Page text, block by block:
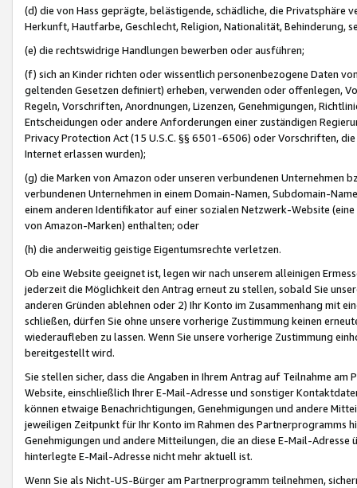
(d) die von Hass geprägte, belästigende, schädliche, die Privatsphäre
Herkunft, Hautfarbe, Geschlecht, Religion, Nationalität, Behinderung,
(e) die rechtswidrige Handlungen bewerben oder ausführen;
(f) sich an Kinder richten oder wissentlich personenbezogene Daten
geltenden Gesetzen definiert) erheben, verwenden oder offenlegen,
Regeln, Vorschriften, Anordnungen, Lizenzen, Genehmigungen,
Entscheidungen oder andere Anforderungen einer zuständigen
Privacy Protection Act (15 U.S.C. §§ 6501-6506) oder Vorschriften,
Internet erlassen wurden);
(g) die Marken von Amazon oder unseren verbundenen Unternehmen
verbundenen Unternehmen in einem Domain-Namen, Subdomain-
einem anderen Identifikator auf einer sozialen Netzwerk-Website
von Amazon-Marken) enthalten; oder
(h) die anderweitig geistige Eigentumsrechte verletzen.
Ob eine Website geeignet ist, legen wir nach unserem alleinigen
jederzeit die Möglichkeit den Antrag erneut zu stellen, sobald Sie
anderen Gründen ablehnen oder 2) Ihr Konto im Zusammenhang mit
schließen, dürfen Sie ohne unsere vorherige Zustimmung keinen
wiederaufleben zu lassen. Wenn Sie unsere vorherige Zustimmung
bereitgestellt wird.
Sie stellen sicher, dass die Angaben in Ihrem Antrag auf Teilnahme
Website, einschließlich Ihrer E-Mail-Adresse und sonstiger
können etwaige Benachrichtigungen, Genehmigungen und andere
jeweiligen Zeitpunkt für Ihr Konto im Rahmen des Partnerprogramms
Genehmigungen und andere Mitteilungen, die an diese E-Mail-
hinterlegte E-Mail-Adresse nicht mehr aktuell ist.
Wenn Sie als Nicht-US-Bürger am Partnerprogramm teilnehmen,